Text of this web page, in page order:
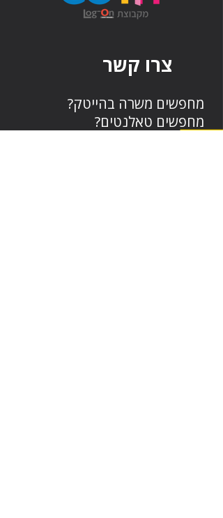
צרו קשר
מחפשים משרה בהייטק?
מחפשים טאלנטים?